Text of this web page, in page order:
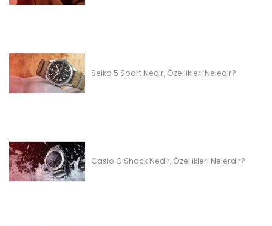
Seiko 5 Sport Nedir, Özellikleri Neledir?
Casio G Shock Nedir, Özellikleri Nelerdir?